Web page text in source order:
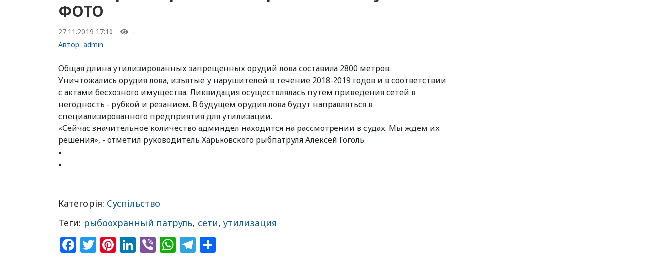
ФОТО
27.11.2019 17:10
-
Автор: admin
Общая длина утилизированных запрещенных орудий лова составила 2800 метров.
Уничтожались орудия лова, изъятые у нарушителей в течение 2018-2019 годов и в соответствии
с актами бесхозного имущества. Ликвидация осуществлялась путем приведения сетей в
негодность - рубкой и резанием. В будущем орудия лова будут направляться в
специализированного предприятия для утилизации.
«Сейчас значительное количество админдел находится на рассмотрении в судах. Мы ждем их
решения», - отметил руководитель Харьковского рыбпатруля Алексей Гоголь.
Категорія: Суспільство
Теги: рыбоохранный патруль, сети, утилизация
Facebook
Twitter
Pinterest
LinkedIn
ViberWhatsApp
Telegram